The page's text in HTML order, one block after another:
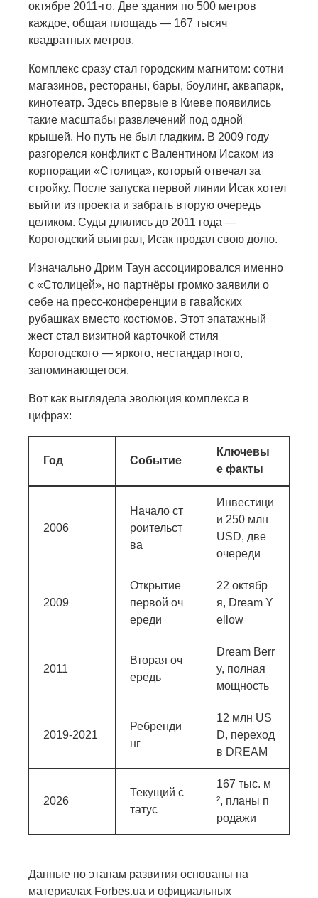
октябре 2011-го. Две здания по 500 метров
каждое, общая площадь — 167 тысяч
квадратных метров.
Комплекс сразу стал городским магнитом: сотни
магазинов, рестораны, бары, боулинг, аквапарк,
кинотеатр. Здесь впервые в Киеве появились
такие масштабы развлечений под одной
крышей. Но путь не был гладким. В 2009 году
разгорелся конфликт с Валентином Исаком из
корпорации «Столица», который отвечал за
стройку. После запуска первой линии Исак хотел
выйти из проекта и забрать вторую очередь
целиком. Суды длились до 2011 года —
Корогодский выиграл, Исак продал свою долю.
Изначально Дрим Таун ассоциировался именно
с «Столицей», но партнёры громко заявили о
себе на пресс-конференции в гавайских
рубашках вместо костюмов. Этот эпатажный
жест стал визитной карточкой стиля
Корогодского — яркого, нестандартного,
запоминающегося.
Вот как выглядела эволюция комплекса в
цифрах:
Год Событие
Ключевы
е факты
2006
Начало ст
роительст
ва
Инвестици
и 250 млн
USD, две
очереди
2009
Открытие
первой оч
ереди
22 октябр
я, Dream Y
ellow
2011
Вторая оч
ередь
Dream Berr
y, полная
мощность
2019-2021
Ребренди
нг
12 млн US
D, переход
в DREAM
2026
Текущий с
татус
167 тыс. м
², планы п
родажи
Данные по этапам развития основаны на
материалах Forbes.ua и официальных